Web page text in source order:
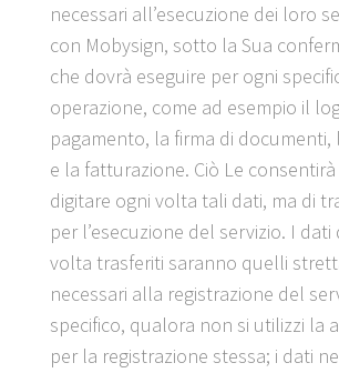
necessari all’esecuzione dei loro
con Mobysign, sotto la Sua
che dovrà eseguire per ogni
operazione, come ad esempio il
pagamento, la firma di documenti,
e la fatturazione. Ciò Le
digitare ogni volta tali dati, ma di
per l’esecuzione del servizio. I
volta trasferiti saranno quelli
necessari alla registrazione del
specifico, qualora non si utilizzi la
per la registrazione stessa; i dati